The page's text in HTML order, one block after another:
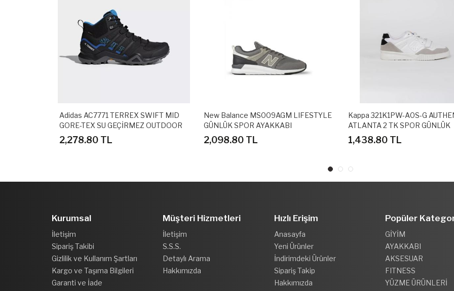
Adidas AC7771 TERREX SWIFT MID
GORE-TEX SU GEÇİRMEZ OUTDOOR
AYAKKABI
2,278.80 TL
New Balance MS009AGM LIFESTYLE
GÜNLÜK SPOR AYAKKABI
2,098.80 TL
Kappa 321K1PW-A0S-G
ATLANTA 2 TK SPOR GÜNLÜK
AYAKKABI
1,438.80 TL
Kurumsal
İletişim
Sipariş Takibi
Gizlilik ve Kullanım Şartları
Kargo ve Taşıma Bilgileri
Garanti ve İade
Müşteri Hizmetleri
İletişim
S.S.S.
Detaylı Arama
Hakkımızda
Hızlı Erişim
Anasayfa
Yeni Ürünler
İndirimdeki Ürünler
Sipariş Takip
Hakkımızda
Popüler
GİYİM
AYAKKABI
AKSESUAR
FITNESS
YÜZME ÜRÜNLERİ